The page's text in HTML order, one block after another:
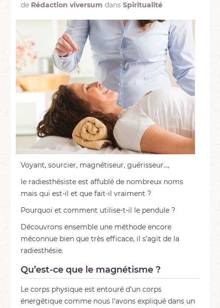
de Rédaction viversum dans Spiritualité
Voyant, sourcier, magnétiseur, guérisseur…,
le radiesthésiste est affublé de nombreux noms
mais qui est-il et que fait-il vraiment ?
Pourquoi et comment utilise-t-il le pendule ?
Découvrons ensemble une méthode encore
méconnue bien que très efficace, il s’agit de la
radiesthésie.
Qu’est-ce que le magnétisme ?
Le corps physique est entouré d’un corps
énergétique comme nous l’avons expliqué dans un